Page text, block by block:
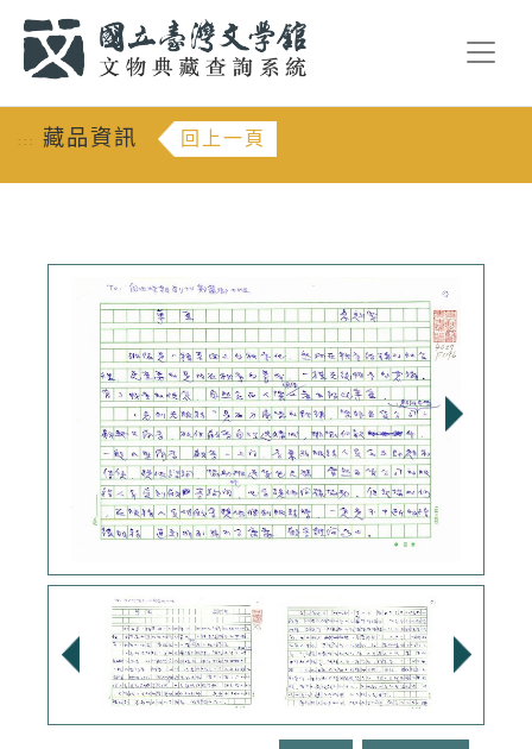
::: 藏品資訊 回上一頁